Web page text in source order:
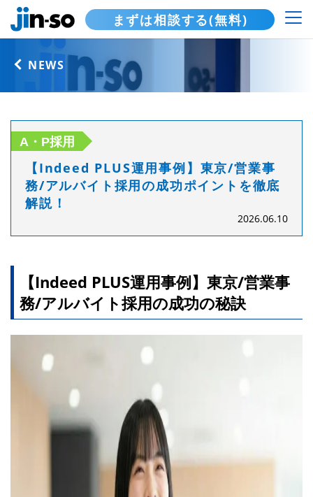
まずは相談する(無料)
NEWS
A・P採用
【Indeed PLUS運用事例】東京/営業事
務/アルバイト採用の成功ポイントを徹底
解説！
2026.06.10
【Indeed PLUS運用事例】東京/営業事
務/アルバイト採用の成功の秘訣